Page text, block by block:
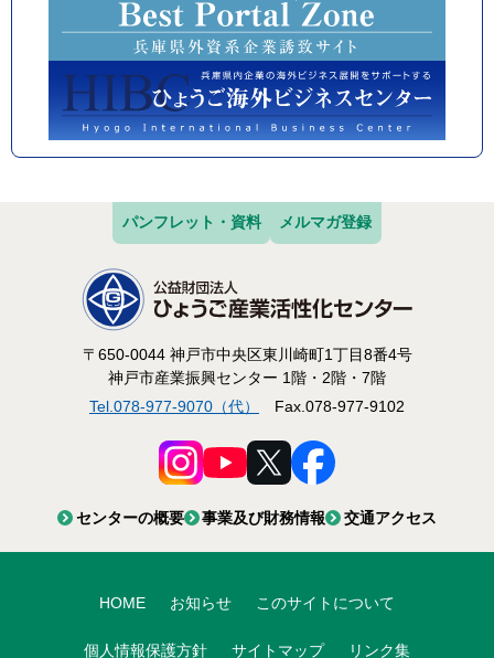
パンフレット・資料 メルマガ登録
〒650-0044 神戸市中央区東川崎町1丁目8番4号
神戸市産業振興センター 1階・2階・7階
Tel.078-977-9070（代）
Fax.078-977-9102
センターの概要 事業及び財務情報 交通アクセス
HOME お知らせ このサイトについて
個人情報保護方針 サイトマップ リンク集